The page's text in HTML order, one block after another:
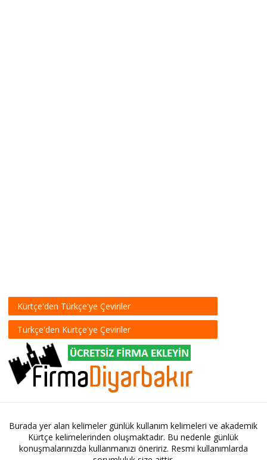
Kürtçe'den Türkçe'ye Çeviriler
Türkçe'den Kürtçe'ye Çeviriler
Burada yer alan kelimeler günlük kullanım kelimeleri ve akademik
Kürtçe kelimelerinden oluşmaktadır. Bu nedenle günlük
konuşmalarınızda kullanmanızı öneririz. Resmi kullanımlarda